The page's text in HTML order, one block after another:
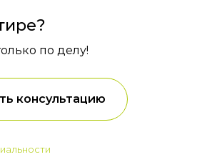
по делу!
консультацию